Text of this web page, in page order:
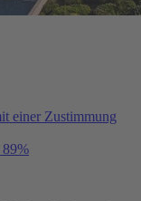
einer Zustimmung
89%